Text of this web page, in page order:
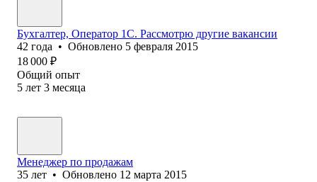
Бухгалтер, Оператор 1С. Рассмотрю другие вакансии
42 года • Обновлено 5 февраля 2015
18 000 ₽
Общий опыт
5 лет 3 месяца
Менеджер по продажам
35 лет • Обновлено 12 марта 2015